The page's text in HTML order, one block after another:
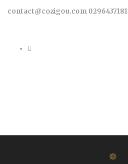
contact@cozigou.com 0296437181